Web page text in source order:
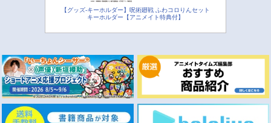
【グッズ-キーホルダー】呪術廻戦 ふわコロりんセット
キーホルダー【アニメイト特典付】